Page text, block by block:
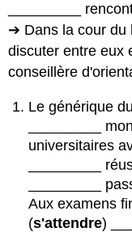
_________
➔ Dans la cour
discuter entre eux
conseillère
Le générique
_________
universitaires
_________
_________
Aux examens
(s'attendre)